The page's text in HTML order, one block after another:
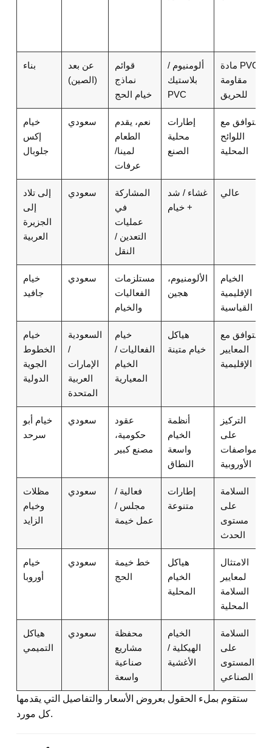
بناء
عن بعد
(الصين)
قوائم
نماذج
خيام الحج
ألومنيوم /
بلاستيك
PVC
مادة PVC
مقاومة
للحريق
خيام
إكس
جلوبال
سعودي
نعم، يقدم
الطعام
لمينا/
عرفات
إطارات
محلية
الصنع
متوافق مع
اللوائح
المحلية
إلى تلاد
إلى
الجزيرة
العربية
سعودي
المشاركة
في
عمليات
التعدين /
النقل
غشاء / شد
+ خيام
عالي
خيام
جافيد
سعودي
مستلزمات
الفعاليات
والخيام
الألومنيوم،
هجين
الخيام
الإقليمية
القياسية
خيام
الخطوط
الجوية
الدولية
السعودية
/
الإمارات
العربية
المتحدة
خيام
الفعاليات /
الخيام
المعيارية
هياكل
خيام متينة
متوافق مع
المعايير
الإقليمية
خيام أبو
سرحد
سعودي
عقود
حكومية،
مصنع كبير
أنظمة
الخيام
واسعة
النطاق
التركيز
على
المواصفات
الأوروبية
مظلات
وخيام
الزايد
سعودي
فعالية /
مجلس /
عمل خيمة
إطارات
متنوعة
السلامة
على
مستوى
الحدث
خيام
أوروبا
سعودي
خط خيمة
الحج
هياكل
الخيام
المحلية
الامتثال
لمعايير
السلامة
المحلية
هياكل
التميمي
سعودي
محفظة
مشاريع
صناعية
واسعة
الخيام
الهيكلية /
الأغشية
السلامة
على
المستوى
الصناعي
ستقوم بملء الحقول بعروض الأسعار والتفاصيل التي يقدمها
كل مورد.